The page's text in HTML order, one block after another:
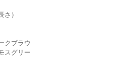
）
クブラウ
スグリー